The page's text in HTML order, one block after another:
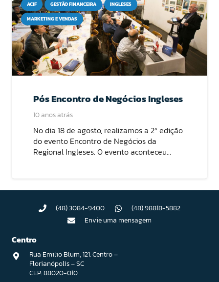
ACIF GESTÃO FINANCEIRA
INGLESES
MARKETING E VENDAS
Pós Encontro de Negócios Ingleses
10 anos atrás
No dia 18 de agosto, realizamos a 2ª edição
do evento Encontro de Negócios da
Regional Ingleses. O evento aconteceu…
(48) 3084-9400
(48) 98818-5882
Envie uma mensagem
Centro
Rua Emilio Blum, 121. Centro –
Florianópolis – SC
CEP: 88020-010